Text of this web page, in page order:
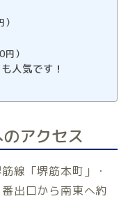
）
人気です！
アクセス
線「堺筋本町」・
出口から南東へ約